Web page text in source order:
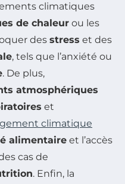
climatiques
de chaleur ou les
des stress et des
, tels que l’anxiété ou
. De plus,
atmosphériques
et
climatique
alimentaire et l’accès
cas de
. Enfin, la